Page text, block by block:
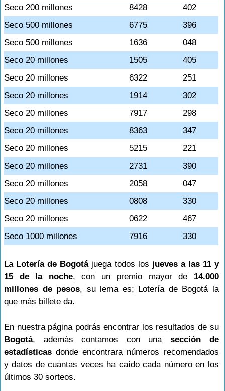
Seco 200 millones
8428
402
Seco 500 millones
6775
396
Seco 500 millones
1636
048
Seco 20 millones
1505
405
Seco 20 millones
6322
251
Seco 20 millones
1914
302
Seco 20 millones
7917
298
Seco 20 millones
8363
347
Seco 20 millones
5215
221
Seco 20 millones
2731
390
Seco 20 millones
2058
047
Seco 20 millones
0808
330
Seco 20 millones
0622
467
Seco 1000 millones
7916 330
La Lotería de Bogotájuega todos los jueves a las 11 y
15 de la noche, con un premio mayor de 14.000
millones de pesos, su lema es; Lotería de Bogotá la
que más billete da.
En nuestra página podrás encontrar los resultados de su
Bogotá, además contamos con una sección de
estadísticas donde encontrara números recomendados
y datos de cuantas veces ha caído cada número en los
últimos 30 sorteos.